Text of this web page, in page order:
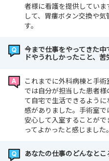
者様に看護を提供してい
して、胃瘻ボタン交換や
す。
今まで仕事をやってきた
ドやうれしかったこと、
これまでに外科病棟と手
では自分が担当した患者
て自宅で生活できるよう
感がありました。手術室
安心して入室することが
ってよかったと感じました。
あなたの仕事のどんなと